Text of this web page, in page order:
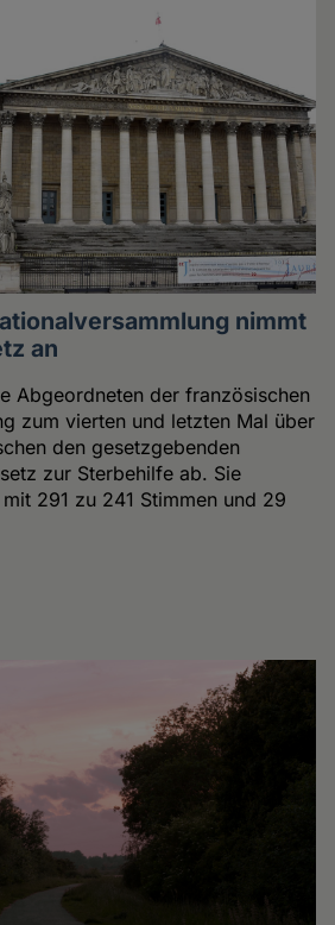
nimmt
an
Abgeordneten der französischen
zum vierten und letzten Mal über
den gesetzgebenden
zur Sterbehilfe ab. Sie
291 zu 241 Stimmen und 29